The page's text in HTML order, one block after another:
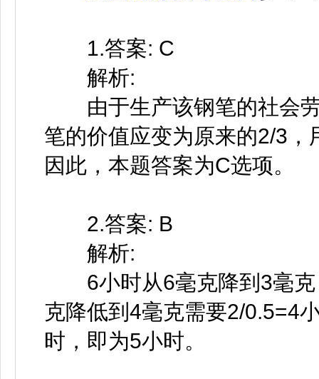
1.答案: C
解析:
由于生产该钢笔的社会劳
笔的价值应变为原来的2/3
因此，本题答案为C选项。
2.答案: B
解析:
6小时从6毫克降到3毫克
克降低到4毫克需要2/0.5=4
时，即为5小时。